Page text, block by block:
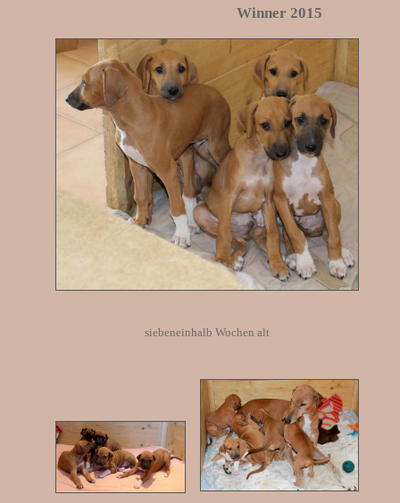
Winner 2015
siebeneinhalb Wochen alt